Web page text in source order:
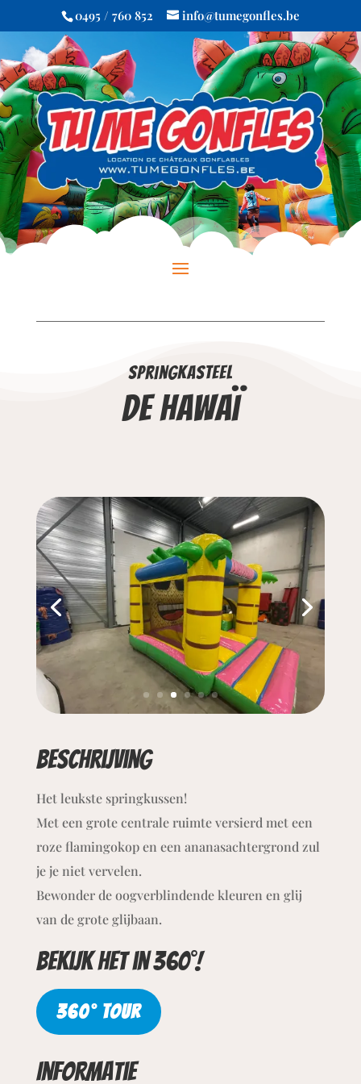
0495 / 760 852 info@tumegonfles.be
springkasteel
De Hawaï
Beschrijving
Het leukste springkussen!
Met een grote centrale ruimte versierd met een
roze flamingokop en een ananasachtergrond zul
je je niet vervelen.
Bewonder de oogverblindende kleuren en glij
van de grote glijbaan.
Bekijk het in 360°!
360° TOUR
Informatie